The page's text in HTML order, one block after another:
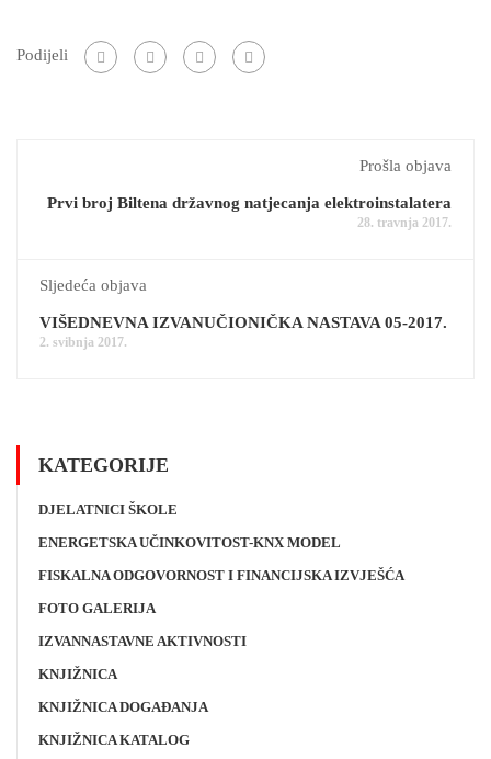
Podijeli
Prošla objava
Prvi broj Biltena državnog natjecanja elektroinstalatera
28. travnja 2017.
Sljedeća objava
VIŠEDNEVNA IZVANUČIONIČKA NASTAVA 05-2017.
2. svibnja 2017.
KATEGORIJE
DJELATNICI ŠKOLE
ENERGETSKA UČINKOVITOST-KNX MODEL
FISKALNA ODGOVORNOST I FINANCIJSKA IZVJEŠĆA
FOTO GALERIJA
IZVANNASTAVNE AKTIVNOSTI
KNJIŽNICA
KNJIŽNICA DOGAĐANJA
KNJIŽNICA KATALOG